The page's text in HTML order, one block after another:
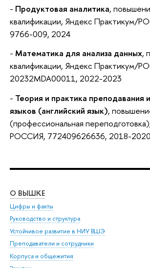
- Продуктовая аналитика,
квалификации, Яндекс Практикум/
9766-009, 2024
- Математика для анализа данных,
квалификации, Яндекс Практикум/
20232MDA00011, 2022-2023
- Теория и практика преподавания
языков (английский язык),
(профессиональная
РОССИЯ, 772409626636, 2018-2020
О ВЫШКЕ
Цифры и факты
Руководство и структура
Устойчивое развитие в НИУ ВШЭ
Преподаватели и сотрудники
Корпуса и общежития